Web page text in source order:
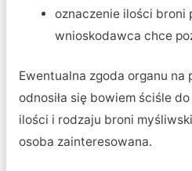
oznaczenie ilości broni
wnioskodawca chce
Ewentualna zgoda organu
odnosiła się bowiem ściśle
ilości i rodzaju broni
osoba zainteresowana.